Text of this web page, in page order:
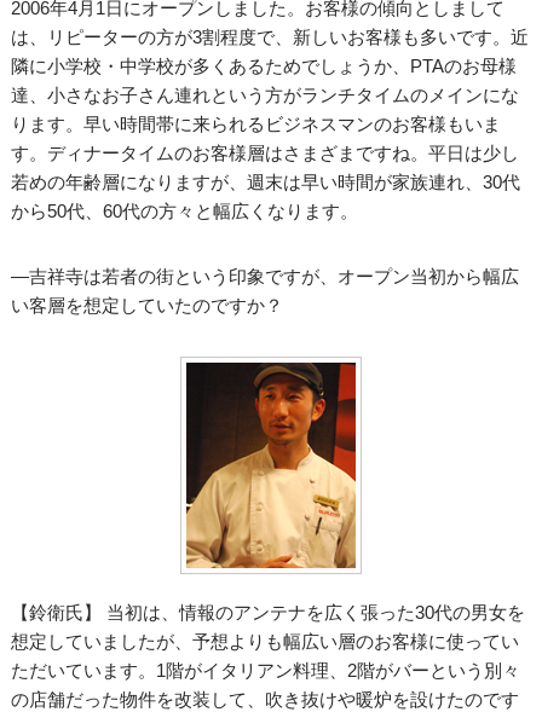
2006年4月1日にオープンしました。お客様の傾向としまして
は、リピーターの方が3割程度で、新しいお客様も多いです。近
隣に小学校・中学校が多くあるためでしょうか、PTAのお母様
達、小さなお子さん連れという方がランチタイムのメインにな
ります。早い時間帯に来られるビジネスマンのお客様もいま
す。ディナータイムのお客様層はさまざまですね。平日は少し
若めの年齢層になりますが、週末は早い時間が家族連れ、30代
から50代、60代の方々と幅広くなります。
―吉祥寺は若者の街という印象ですが、オープン当初から幅広
い客層を想定していたのですか？
【鈴衛氏】 当初は、情報のアンテナを広く張った30代の男女を
想定していましたが、予想よりも幅広い層のお客様に使ってい
ただいています。1階がイタリアン料理、2階がバーという別々
の店舗だった物件を改装して、吹き抜けや暖炉を設けたのです